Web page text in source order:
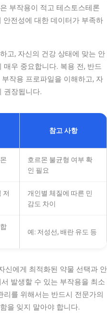
부작용이 적고 테스토스테론
안전성에 대한 데이터가 부족하
고, 자신의 건강 상태에 맞는 안
우 중요합니다. 복용 전, 반드
작용 프로파일을 이해하고, 자
권장됩니다.
참고 사항
호르몬 불균형 여부 확
인 필요
저
개인별 체질에 따른 민
감도 차이
예: 저성선, 배란 유도 등
신에게 최적화된 약물 선택과 안
발생할 수 있는 부작용을 최소
를 위해서는 반드시 전문가의
을 잊지 말아야 합니다.